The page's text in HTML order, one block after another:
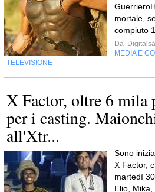
mortale,
compiuto
Da
MEDIA E
TELEVISIONE
X Factor, oltre 6 mila
per i casting.
all'Xtr...
Sono
X Factor,
martedì
Elio, Mika,